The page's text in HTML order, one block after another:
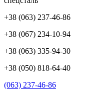
+38 (063) 237-46-86
+38 (067) 234-10-94
+38 (063) 335-94-30
+38 (050) 818-64-40
(063) 237-46-86